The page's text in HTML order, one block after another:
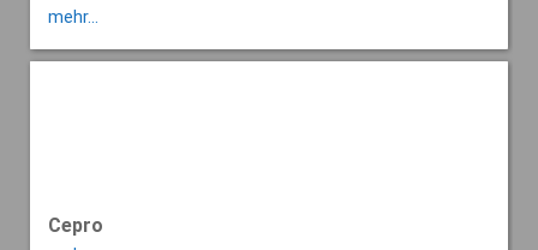
mehr...
Cepro